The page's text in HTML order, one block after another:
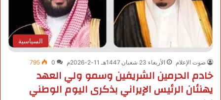
السياسية
صوت الإعلام الأربعاء 23 شعبان 1447هـ 11-2-2026م 0
795
خادم الحرمين الشريفين وسمو ولي العهد
يهنئان الرئيس الإيراني بذكرى اليوم الوطني